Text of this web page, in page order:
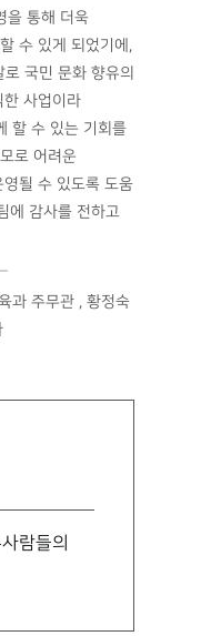
을 통해 더욱
수 있게 되었기에,
국민 문화 향유의
한 사업이라
할 수 있는 기회를
로 어려운
될 수 있도록 도움
에 감사를 전하고
과 주무관 , 황정숙
람들의